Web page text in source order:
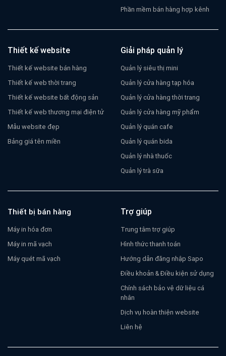
Phần mềm bán hàng hợp kênh
Thiết kế website
Thiết kế website bán hàng
Thiết kế web thời trang
Thiết kế website bất động sản
Thiết kế web thương mại điện tử
Mẫu website đẹp
Bảng giá tên miền
Giải pháp quản lý
Quản lý siêu thị mini
Quản lý cửa hàng tạp hóa
Quản lý cửa hàng thời trang
Quản lý cửa hàng mỹ phẩm
Quản lý quán cafe
Quản lý quán bida
Quản lý nhà thuốc
Quản lý trà sữa
Thiết bị bán hàng
Máy in hóa đơn
Máy in mã vạch
Máy quét mã vạch
Trợ giúp
Trung tâm trợ giúp
Hình thức thanh toán
Hướng dẫn đăng nhập Sapo
Điều khoản & Điều kiện sử dụng
Chính sách bảo vệ dữ liệu cá
nhân
Dịch vụ hoàn thiện website
Liên hệ